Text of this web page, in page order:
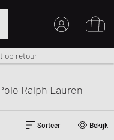
MIJN ACCOUNT
MAAK EEN ACCOUNT AAN
vanaf € 100
op retour
Ralph Lauren
Sorteer Bekijk